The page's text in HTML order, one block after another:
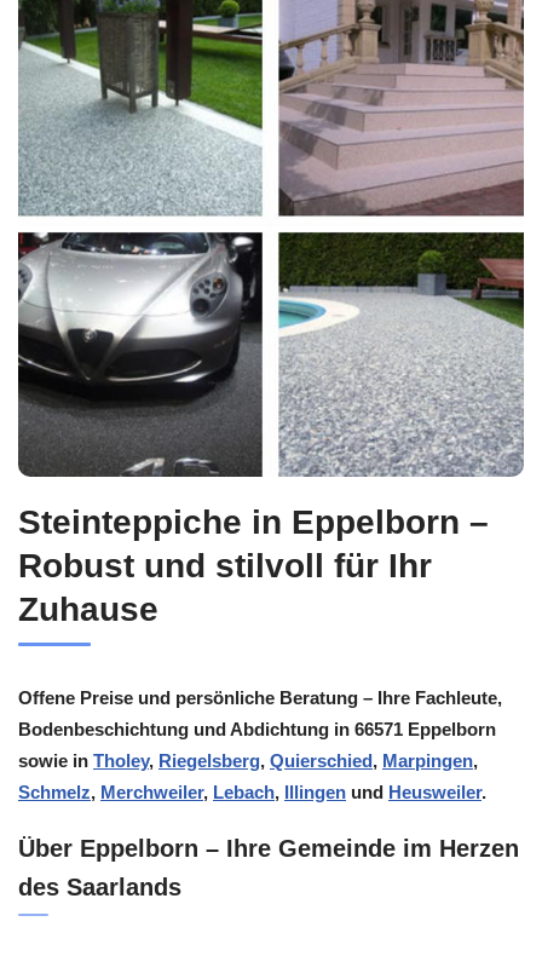
Steinteppiche in Eppelborn –
Robust und stilvoll für Ihr
Zuhause
Offene Preise und persönliche Beratung – Ihre Fachleute,
Bodenbeschichtung und Abdichtung in 66571 Eppelborn
sowie in Tholey, Riegelsberg, Quierschied, Marpingen,
Schmelz, Merchweiler, Lebach, Illingen und Heusweiler.
Über Eppelborn – Ihre Gemeinde im Herzen
des Saarlands